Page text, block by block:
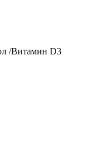
/Витамин D3